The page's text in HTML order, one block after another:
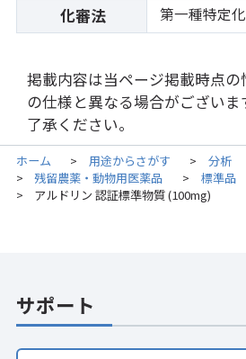
化審法 第一種特定
掲載内容は当ページ掲載時点
の仕様と異なる場合がございま
了承ください。
ホーム > 用途からさがす > 分析
> 残留農薬・動物用医薬品 > 標準品
> アルドリン 認証標準物質 (100mg)
サポート